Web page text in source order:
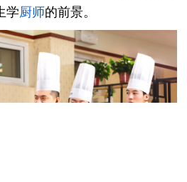
学厨师的前景。